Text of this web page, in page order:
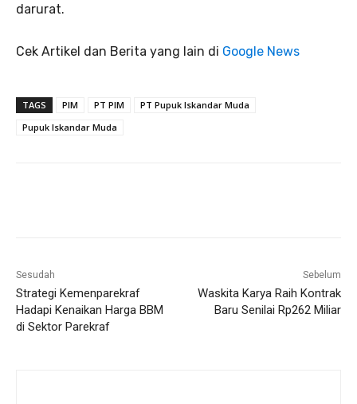
darurat.
Cek Artikel dan Berita yang lain di Google News
TAGS PIM PT PIM
PT Pupuk Iskandar Muda
Pupuk Iskandar Muda
Sesudah
Strategi Kemenparekraf
Hadapi Kenaikan Harga BBM
di Sektor Parekraf
Sebelum
Waskita Karya Raih Kontrak
Baru Senilai Rp262 Miliar